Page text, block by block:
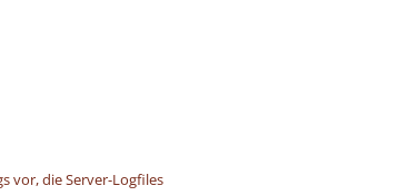
vor, die Server-Logfiles